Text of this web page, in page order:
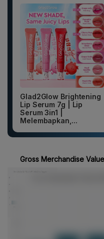
Glad2Glow Brightening
Lip Serum 7g | Lip
Serum 3in1 |
Melembapkan,...